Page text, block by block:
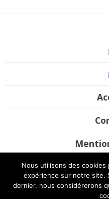
©2017-2020 Futura Mobility.
Nous utilisons des cookies
expérience sur notre site.
dernier, nous considérerons